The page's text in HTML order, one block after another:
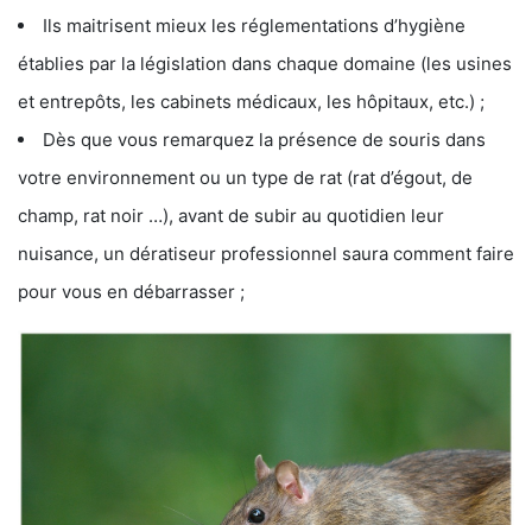
Ils maitrisent mieux les réglementations d’hygiène
établies par la législation dans chaque domaine (les usines
et entrepôts, les cabinets médicaux, les hôpitaux, etc.) ;
Dès que vous remarquez la présence de souris dans
votre environnement ou un type de rat (rat d’égout, de
champ, rat noir …), avant de subir au quotidien leur
nuisance, un dératiseur professionnel saura comment faire
pour vous en débarrasser ;